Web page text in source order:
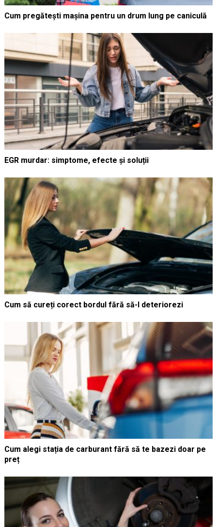
Cum pregătești mașina pentru un drum lung pe caniculă
EGR murdar: simptome, efecte și soluții
Cum să cureți corect bordul fără să-l deteriorezi
Cum alegi stația de carburant fără să te bazezi doar pe
preț